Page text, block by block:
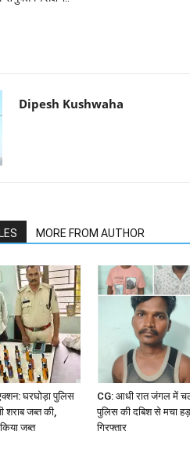
Dipesh Kushwaha
MORE FROM AUTHOR
घरघोड़ा पुलिस
जब्त की,
जब्त
CG: आधी रात जंगल में
पुलिस की दबिश से मचा
गिरफ्तार